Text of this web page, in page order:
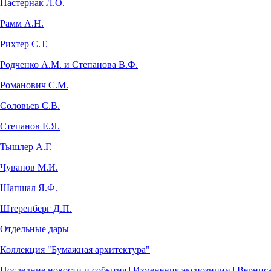
Пастернак Л.О.
Рамм А.Н.
Рихтер С.Т.
Родченко А.М. и Степанова В.Ф.
Романович С.М.
Соловьев С.В.
Степанов Е.Я.
Тышлер А.Г.
Чуванов М.И.
Шапшал Я.Ф.
Штеренберг Д.П.
Отдельные дары
Коллекция "Бумажная архитектура"